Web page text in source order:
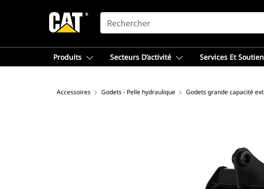
SEARCH
Produits Secteurs D’activité Services Et Soutien
Accessoires Godets - Pelle hydraulique